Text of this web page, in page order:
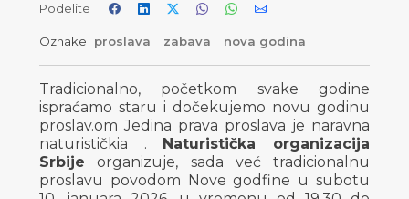
Podelite
Oznake proslava zabava nova godina
Tradicionalno, početkom svake godine
ispraćamo staru i dočekujemo novu godinu
proslav.om Jedina prava proslava je naravna
naturističkia . Naturistička organizacija
Srbije organizuje, sada već tradicionalnu
proslavu povodom Nove godfine u subotu